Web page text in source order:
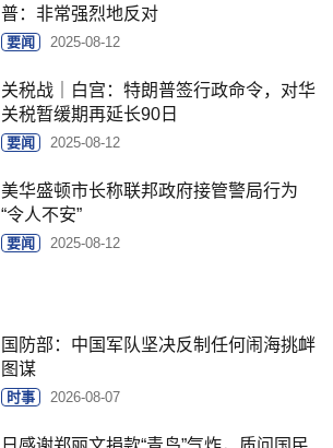
普：非常强烈地反对
要闻 2025-08-12
关税战｜白宫：特朗普签行政命令，对华
关税暂缓期再延长90日
要闻 2025-08-12
美华盛顿市长称联邦政府接管警局行为
“令人不安”
要闻 2025-08-12
国防部：中国军队坚决反制任何闹海挑衅
图谋
时事 2026-08-07